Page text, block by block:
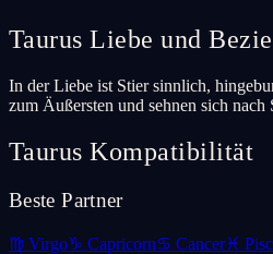
Taurus Liebe und
In der Liebe ist Stier sinnlich,
zum Äußersten und sehnen sich
Taurus Kompatibilität
Beste Partner
♍ Virgo♑ Capricorn♋ Cancer♓